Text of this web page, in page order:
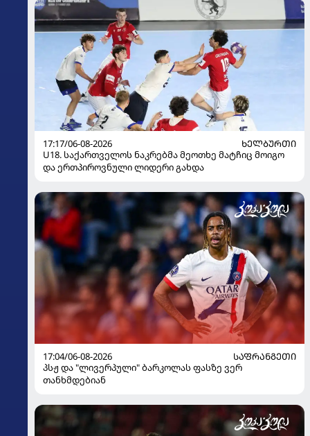
17:17/06-08-2026
ᲮᲔᲚᲑᲣᲠᲗᲘ
U18. საქართველოს ნაკრებმა მეოთხე მატჩიც მოიგო
და ერთპიროვნული ლიდერი გახდა
17:04/06-08-2026
ᲡᲐᲤᲠᲐᲜᲒᲔᲗᲘ
პსჟ და "ლივერპული" ბარკოლას ფასზე ვერ
თანხმდებიან